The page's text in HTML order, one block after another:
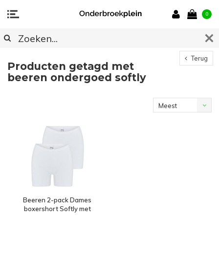
0
Terug
Producten getagd met
beeren ondergoed softly
Meest
Beeren 2-pack Dames
boxershort Softly met